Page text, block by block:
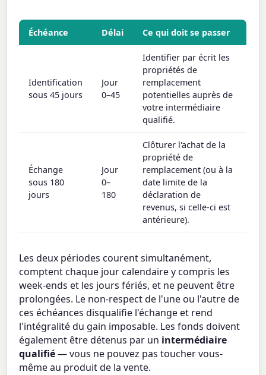
Échéance Délai Ce qui doit se passer
Identification
sous 45 jours
Jour
0–45
Identifier par écrit les
propriétés de
remplacement
potentielles auprès de
votre intermédiaire
qualifié.
Échange
sous 180
jours
Jour
0–
180
Clôturer l'achat de la
propriété de
remplacement (ou à la
date limite de la
déclaration de
revenus, si celle-ci est
antérieure).
Les deux périodes courent simultanément,
comptent chaque jour calendaire y compris les
week-ends et les jours fériés, et ne peuvent être
prolongées. Le non-respect de l'une ou l'autre de
ces échéances disqualifie l'échange et rend
l'intégralité du gain imposable. Les fonds doivent
également être détenus par un intermédiaire
qualifié— vous ne pouvez pas toucher vous-
même au produit de la vente.